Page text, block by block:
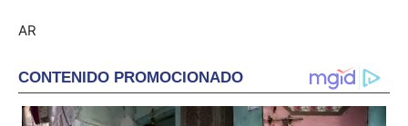
AR